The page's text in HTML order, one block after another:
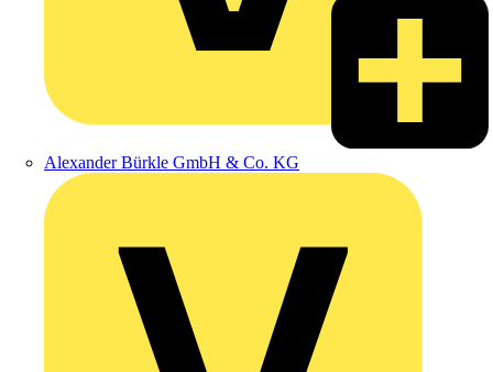
Alexander Bürkle GmbH & Co. KG